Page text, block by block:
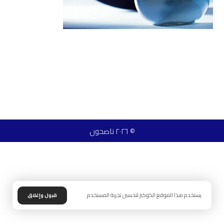
© ٢٠٢٦ ناصحون
يستخدم هذا الموقع الكوكيز لتحسين تجربة المستخدم. قبول وإغلاق